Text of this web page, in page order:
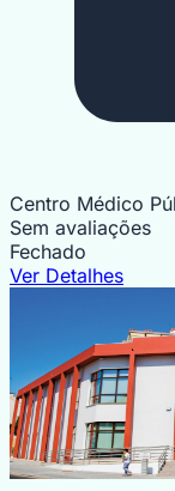
Centro Médico
Sem avaliações
Fechado
Ver Detalhes